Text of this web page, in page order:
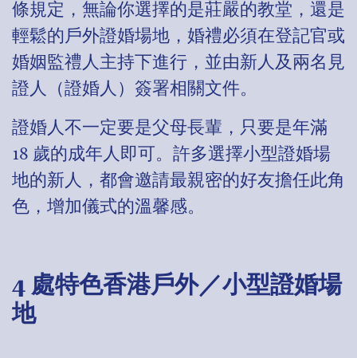
條規定，無論你選擇的是莊嚴的教堂，還是
輕鬆的戶外證婚場地，婚禮必須在登記官或
婚姻監禮人主持下進行，並由新人及兩名見
證人（證婚人）簽署相關文件。
證婚人不一定要是父母長輩，只要是年滿
18 歲的成年人即可。許多選擇小型證婚場
地的新人，都會邀請最親密的好友擔任此角
色，增加儀式的溫馨感。
4 處特色香港戶外／小型證婚場
地